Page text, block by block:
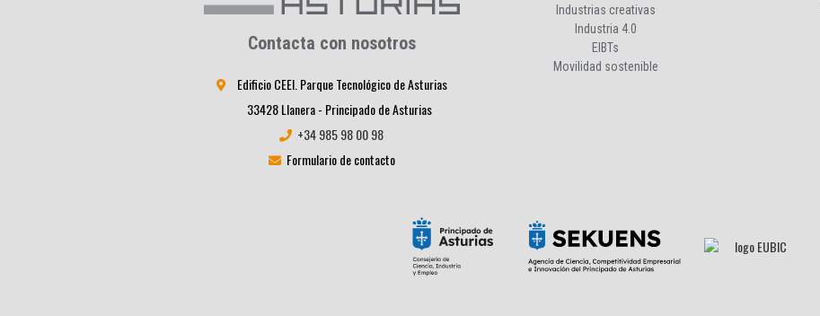
Contacta con nosotros
Edificio CEEI. Parque Tecnológico de Asturias
33428 Llanera - Principado de Asturias
+34 985 98 00 98
Formulario de contacto
Industrias creativas
Industria 4.0
EIBTs
Movilidad sostenible